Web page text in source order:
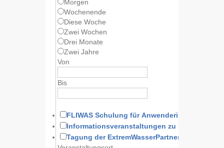
Morgen
Wochenende
Diese Woche
Zwei Wochen
Drei Monate
Zwei Jahre
Von
Bis
FLIWAS Schulung für Anwenderinnen und
Informationsveranstaltungen zu FLIWAS
Tagung der ExtremWasserPartnerschaft